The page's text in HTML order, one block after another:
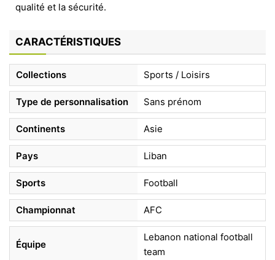
qualité et la sécurité.
CARACTÉRISTIQUES
Collections Sports / Loisirs
Type de personnalisation Sans prénom
Continents Asie
Pays Liban
Sports Football
Championnat AFC
Équipe
Lebanon national football
team